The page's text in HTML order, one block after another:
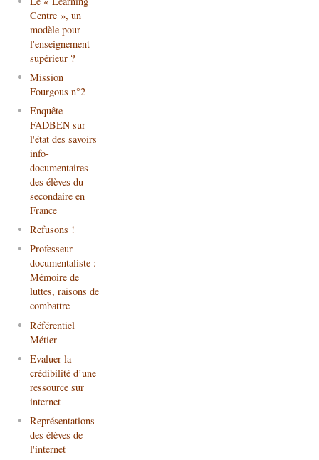
Centre », un
modèle pour
l'enseignement
supérieur ?
Mission
Fourgous n°2
Enquête
FADBEN sur
l'état des savoirs
info-
documentaires
des élèves du
secondaire en
France
Refusons !
Professeur
documentaliste :
Mémoire de
luttes, raisons de
combattre
Référentiel
Métier
Evaluer la
crédibilité d’une
ressource sur
internet
Représentations
des élèves de
l'internet